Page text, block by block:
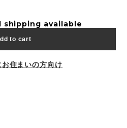
available
to cart
お住まいの方向け